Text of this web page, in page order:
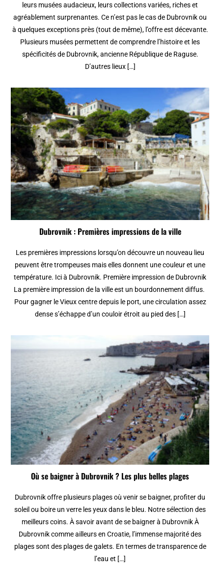
leurs musées audacieux, leurs collections variées, riches et
agréablement surprenantes. Ce n’est pas le cas de Dubrovnik ou
à quelques exceptions près (tout de même), l’offre est décevante.
Plusieurs musées permettent de comprendre l’histoire et les
spécificités de Dubrovnik, ancienne République de Raguse.
D’autres lieux […]
Dubrovnik : Premières impressions de la ville
Les premières impressions lorsqu’on découvre un nouveau lieu
peuvent être trompeuses mais elles donnent une couleur et une
température. Ici à Dubrovnik. Première impression de Dubrovnik
La première impression de la ville est un bourdonnement diffus.
Pour gagner le Vieux centre depuis le port, une circulation assez
dense s’échappe d’un couloir étroit au pied des […]
Où se baigner à Dubrovnik ? Les plus belles plages
Dubrovnik offre plusieurs plages où venir se baigner, profiter du
soleil ou boire un verre les yeux dans le bleu. Notre sélection des
meilleurs coins. À savoir avant de se baigner à Dubrovnik À
Dubrovnik comme ailleurs en Croatie, l’immense majorité des
plages sont des plages de galets. En termes de transparence de
l’eau et […]